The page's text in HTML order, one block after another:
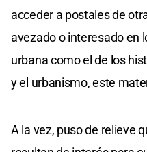
acceder a postales de
avezado o interesado en
urbana como el de los
y el urbanismo, este
A la vez, puso de relieve